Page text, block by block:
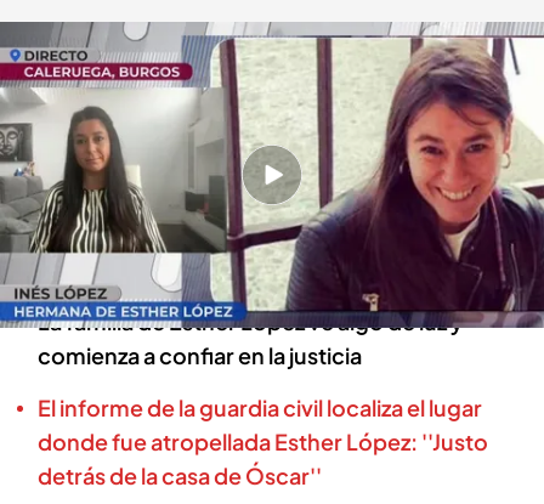
Inés López, hermana de la víctima.cuatro.com
En boca de todos
17 OCT 2024 - 14:42h.
Caso Esther López: el principal sospechoso ha
sido imputado dos años después de la muerte
de la joven
La familia de Esther López ve algo de luz y
comienza a confiar en la justicia
El informe de la guardia civil localiza el lugar
donde fue atropellada Esther López: ''Justo
detrás de la casa de Óscar''